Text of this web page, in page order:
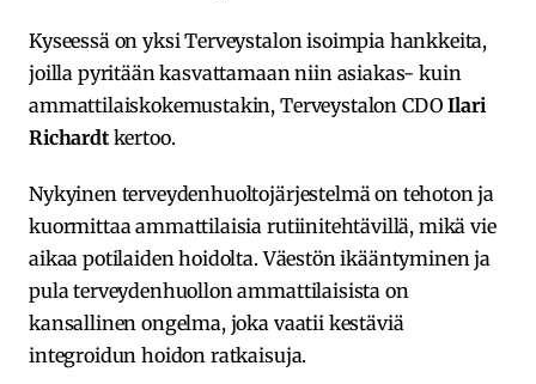
Kyseessä on yksi Terveystalon isoimpia hankkeita,
joilla pyritään kasvattamaan niin asiakas- kuin
ammattilaiskokemustakin, Terveystalon CDOIlari
Richardtkertoo.
Nykyinen terveydenhuoltojärjestelmä on tehoton ja
kuormittaa ammattilaisia rutiinitehtävillä, mikä vie
aikaa potilaiden hoidolta. Väestön ikääntyminen ja
pula terveydenhuollon ammattilaisista on
kansallinen ongelma, joka vaatii kestäviä
integroidun hoidon ratkaisuja.